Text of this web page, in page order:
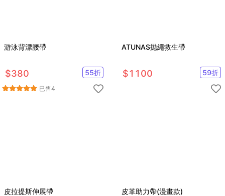
游泳背漂腰帶
$380 55折
已售4
ATUNAS拋繩救生帶
$1100 59折
皮拉提斯伸展帶 皮革助力帶(漫畫款)